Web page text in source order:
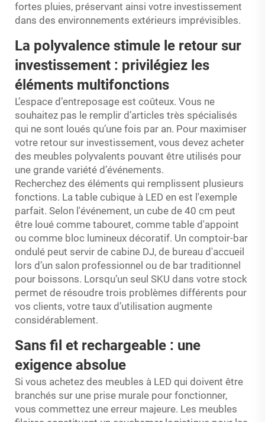
fortes pluies, préservant ainsi votre investissement
dans des environnements extérieurs imprévisibles.
La polyvalence stimule le retour sur
investissement : privilégiez les
éléments multifonctions
L’espace d’entreposage est coûteux. Vous ne
souhaitez pas le remplir d’articles très spécialisés
qui ne sont loués qu’une fois par an. Pour maximiser
votre retour sur investissement, vous devez acheter
des meubles polyvalents pouvant être utilisés pour
une grande variété d’événements.
Recherchez des éléments qui remplissent plusieurs
fonctions. La table cubique à LED en est l'exemple
parfait. Selon l'événement, un cube de 40 cm peut
être loué comme tabouret, comme table d'appoint
ou comme bloc lumineux décoratif. Un comptoir-bar
ondulé peut servir de cabine DJ, de bureau d'accueil
lors d’un salon professionnel ou de bar traditionnel
pour boissons. Lorsqu’un seul SKU dans votre stock
permet de résoudre trois problèmes différents pour
vos clients, votre taux d’utilisation augmente
considérablement.
Sans fil et rechargeable : une
exigence absolue
Si vous achetez des meubles à LED qui doivent être
branchés sur une prise murale pour fonctionner,
vous commettez une erreur majeure. Les meubles